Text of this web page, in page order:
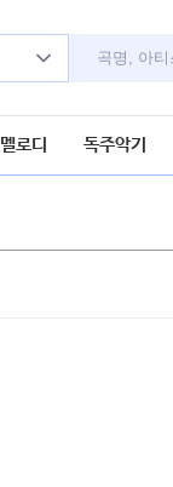
멜로디 독주악기